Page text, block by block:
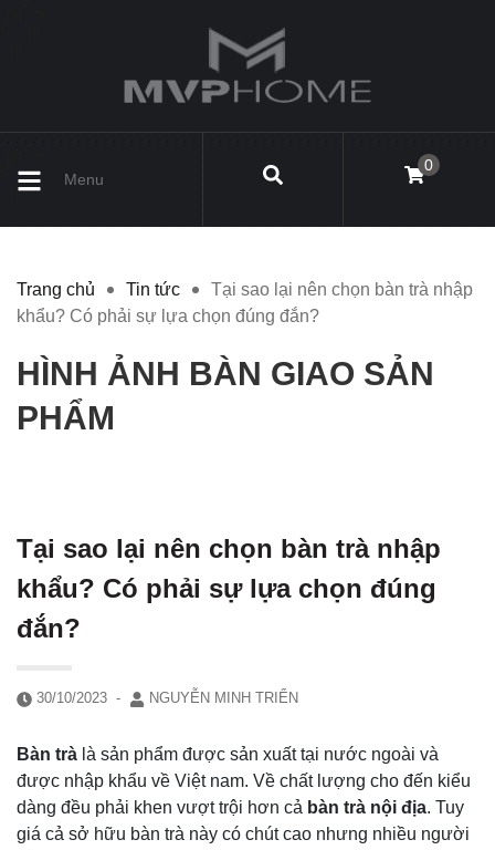
Menu
0
Trang chủ Tin tức
Tại sao lại nên chọn bàn trà nhập
khẩu? Có phải sự lựa chọn đúng đắn?
HÌNH ẢNH BÀN GIAO SẢN
PHẨM
Tại sao lại nên chọn bàn trà nhập
khẩu? Có phải sự lựa chọn đúng
đắn?
30/10/2023 - NGUYỄN MINH TRIỂN
Bàn trà là sản phẩm được sản xuất tại nước ngoài và
được nhập khẩu về Việt nam. Về chất lượng cho đến kiểu
dàng đều phải khen vượt trội hơn cả bàn trà nội địa. Tuy
giá cả sở hữu bàn trà này có chút cao nhưng nhiều người